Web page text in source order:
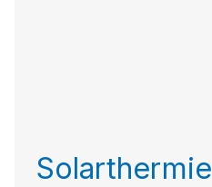
Solarthermie